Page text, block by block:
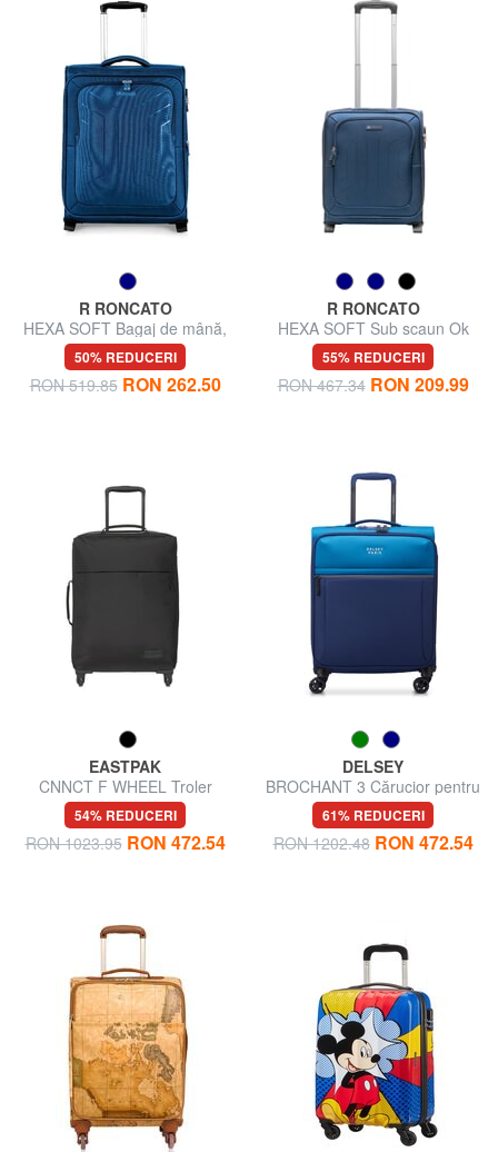
R RONCATO
HEXA SOFT Bagaj de mână,
extensibil
50% REDUCERI
RON 519.85 RON 262.50
R RONCATO
HEXA SOFT Sub scaun Ok
Easyjet
55% REDUCERI
RON 467.34 RON 209.99
EASTPAK
CNNCT F WHEEL Troler
Bagaj de mana
54% REDUCERI
RON 1023.95 RON 472.54
DELSEY
BROCHANT 3 Cărucior pentru
bagaje de mână
61% REDUCERI
RON 1202.48 RON 472.54